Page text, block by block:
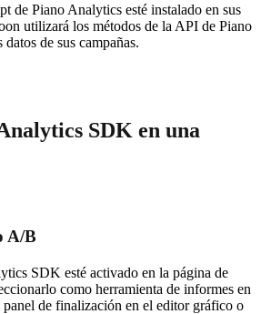
de Piano Analytics esté instalado en sus
utilizará los métodos de la API de Piano
de sus campañas.
SDK en una
A/B
SDK esté activado en la página de
como herramienta de informes en
panel de finalización en el editor gráfico o